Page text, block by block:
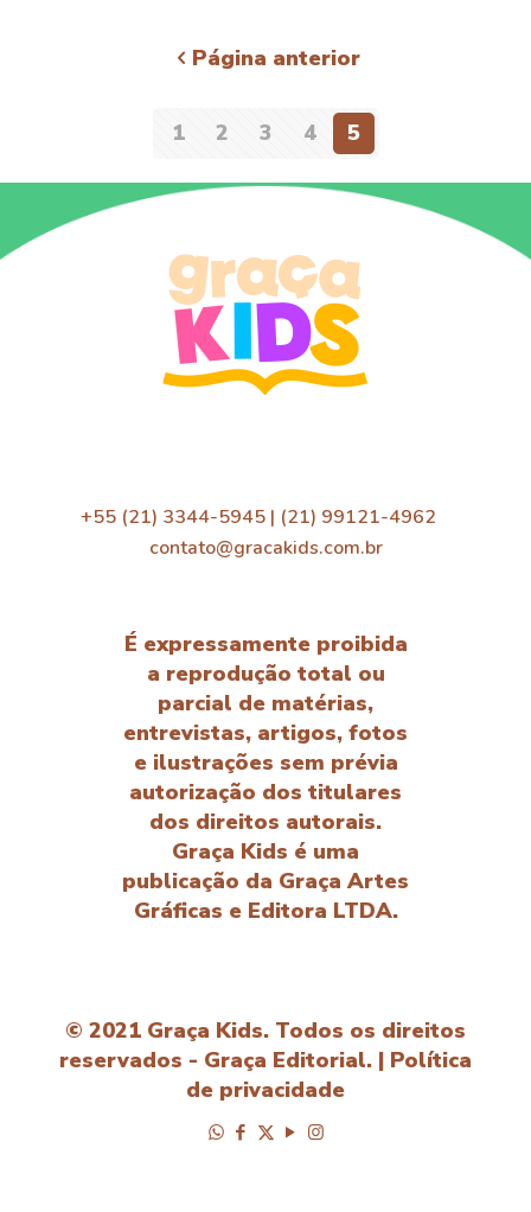
Página anterior
1 2 3 4 5
+55 (21) 3344-5945 | (21) 99121-4962
contato@gracakids.com.br
É expressamente proibida
a reprodução total ou
parcial de matérias,
entrevistas, artigos, fotos
e ilustrações sem prévia
autorização dos titulares
dos direitos autorais.
Graça Kids é uma
publicação da Graça Artes
Gráficas e Editora LTDA.
© 2021 Graça Kids. Todos os direitos
reservados - Graça Editorial. | Política
de privacidade